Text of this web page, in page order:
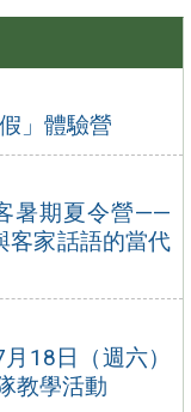
」體驗營
暑期夏令營——
客家話語的當代
18日（週六）
教學活動